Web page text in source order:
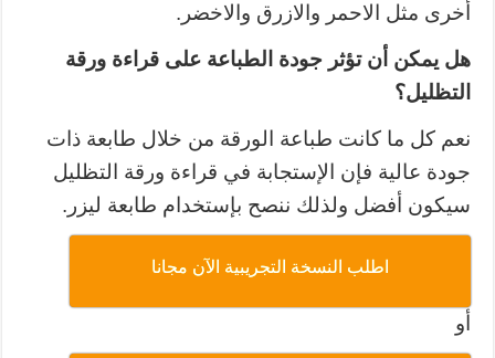
أخرى مثل الاحمر والازرق والاخضر.
هل يمكن أن تؤثر جودة الطباعة على قراءة ورقة
التظليل؟
نعم كل ما كانت طباعة الورقة من خلال طابعة ذات
جودة عالية فإن الإستجابة في قراءة ورقة التظليل
سيكون أفضل ولذلك ننصح بإستخدام طابعة ليزر.
اطلب النسخة التجريبية الآن مجانا
أو